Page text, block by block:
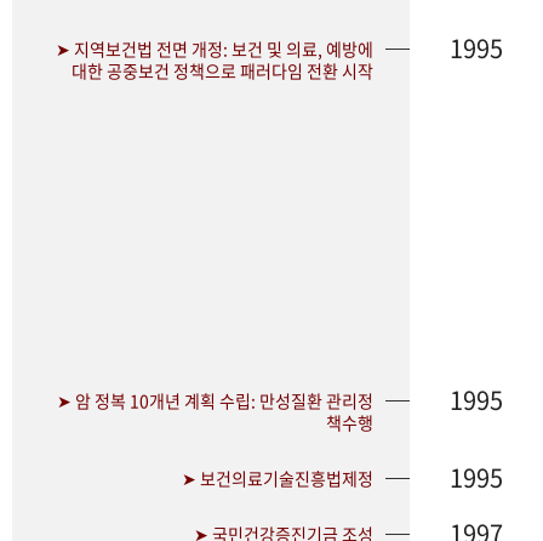
➤ 지역보건법 전면 개정: 보건 및 의료, 예방에
대한 공중보건 정책으로 패러다임 전환 시작
1995
➤ 암 정복 10개년 계획 수립: 만성질환 관리정
책수행
1995
➤ 보건의료기술진흥법제정 1995
➤ 국민건강증진기금 조성 1997